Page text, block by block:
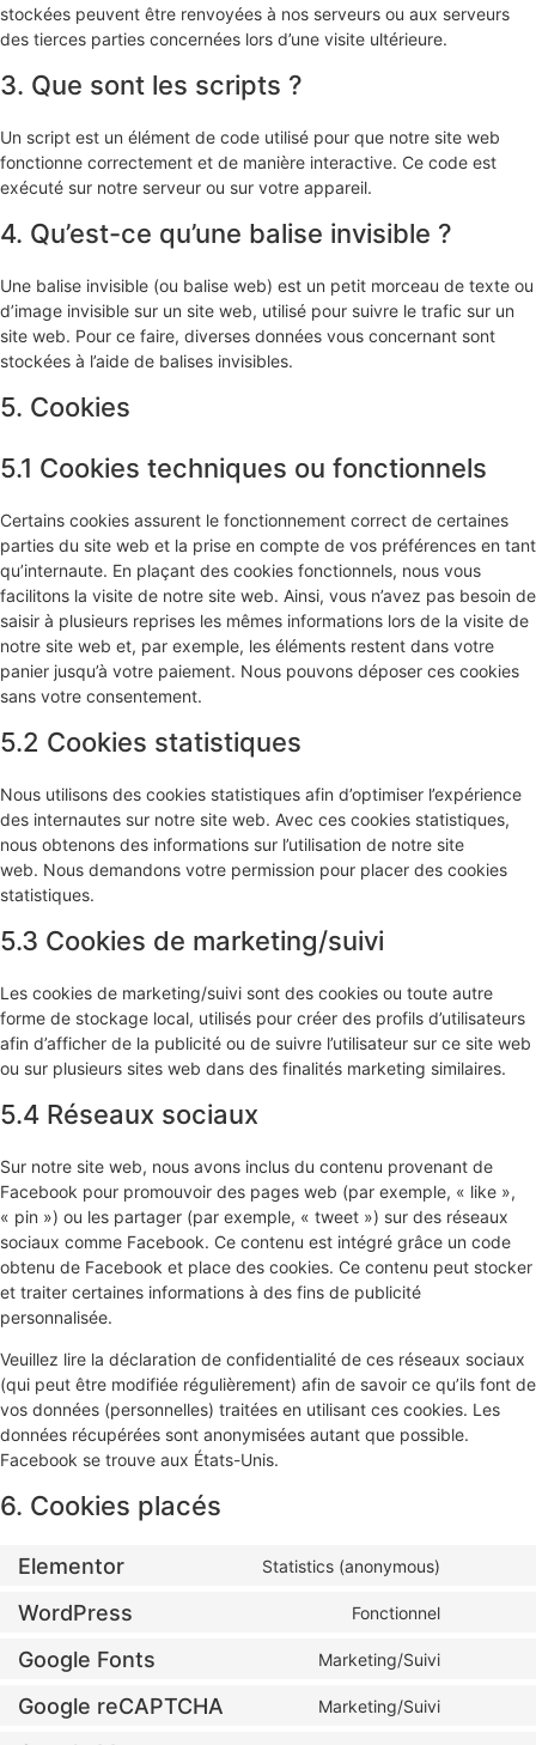
stockées peuvent être renvoyées à nos serveurs ou aux serveurs
des tierces parties concernées lors d’une visite ultérieure.
3. Que sont les scripts ?
Un script est un élément de code utilisé pour que notre site web
fonctionne correctement et de manière interactive. Ce code est
exécuté sur notre serveur ou sur votre appareil.
4. Qu’est-ce qu’une balise invisible ?
Une balise invisible (ou balise web) est un petit morceau de texte ou
d’image invisible sur un site web, utilisé pour suivre le trafic sur un
site web. Pour ce faire, diverses données vous concernant sont
stockées à l’aide de balises invisibles.
5. Cookies
5.1 Cookies techniques ou fonctionnels
Certains cookies assurent le fonctionnement correct de certaines
parties du site web et la prise en compte de vos préférences en tant
qu’internaute. En plaçant des cookies fonctionnels, nous vous
facilitons la visite de notre site web. Ainsi, vous n’avez pas besoin de
saisir à plusieurs reprises les mêmes informations lors de la visite de
notre site web et, par exemple, les éléments restent dans votre
panier jusqu’à votre paiement. Nous pouvons déposer ces cookies
sans votre consentement.
5.2 Cookies statistiques
Nous utilisons des cookies statistiques afin d’optimiser l’expérience
des internautes sur notre site web. Avec ces cookies statistiques,
nous obtenons des informations sur l’utilisation de notre site
web. Nous demandons votre permission pour placer des cookies
statistiques.
5.3 Cookies de marketing/suivi
Les cookies de marketing/suivi sont des cookies ou toute autre
forme de stockage local, utilisés pour créer des profils d’utilisateurs
afin d’afficher de la publicité ou de suivre l’utilisateur sur ce site web
ou sur plusieurs sites web dans des finalités marketing similaires.
5.4 Réseaux sociaux
Sur notre site web, nous avons inclus du contenu provenant de
Facebook pour promouvoir des pages web (par exemple, « like »,
« pin ») ou les partager (par exemple, « tweet ») sur des réseaux
sociaux comme Facebook. Ce contenu est intégré grâce un code
obtenu de Facebook et place des cookies. Ce contenu peut stocker
et traiter certaines informations à des fins de publicité
personnalisée.
Veuillez lire la déclaration de confidentialité de ces réseaux sociaux
(qui peut être modifiée régulièrement) afin de savoir ce qu’ils font de
vos données (personnelles) traitées en utilisant ces cookies. Les
données récupérées sont anonymisées autant que possible.
Facebook se trouve aux États-Unis.
6. Cookies placés
Elementor Statistics (anonymous)
WordPress Fonctionnel
Google Fonts Marketing/Suivi
Google reCAPTCHA Marketing/Suivi